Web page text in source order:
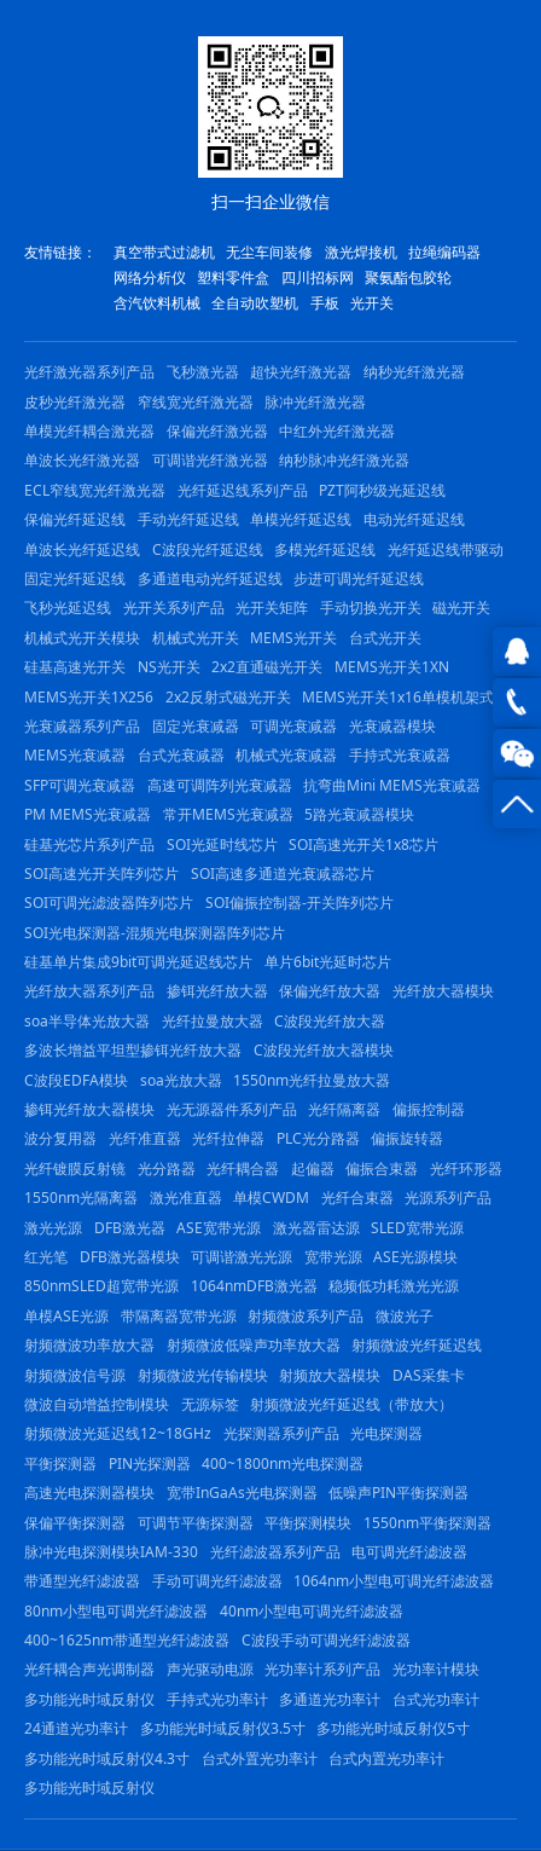
QQ在
线咨
询
0816
扫一扫企业微信
友情链接： 真空带式过滤机 无尘车间装修 激光焊接机 拉绳编码器
网络分析仪 塑料零件盒 四川招标网
聚氨酯包胶轮
含汽饮料机械 全自动吹塑机 手板 光开关
光纤激光器系列产品 飞秒激光器 超快光纤激光器
纳秒光纤激光器
皮秒光纤激光器
窄线宽光纤激光器
脉冲光纤激光器
单模光纤耦合激光器
保偏光纤激光器 中红外光纤激光器
单波长光纤激光器
可调谐光纤激光器 纳秒脉冲光纤激光器
ECL窄线宽光纤激光器
光纤延迟线系列产品
PZT阿秒级光延迟线
保偏光纤延迟线 手动光纤延迟线 单模光纤延迟线
电动光纤延迟线
单波长光纤延迟线 C波段光纤延迟线 多模光纤延迟线 光纤延迟线带驱动
固定光纤延迟线
多通道电动光纤延迟线 步进可调光纤延迟线
飞秒光延迟线 光开关系列产品 光开关矩阵 手动切换光开关 磁光开关
机械式光开关模块 机械式光开关 MEMS光开关
台式光开关
硅基高速光开关
NS光开关 2x2直通磁光开关
MEMS光开关1XN
MEMS光开关1X256 2x2反射式磁光开关
MEMS光开关1x16单模机架式
光衰减器系列产品
固定光衰减器 可调光衰减器
光衰减器模块
MEMS光衰减器
台式光衰减器 机械式光衰减器
手持式光衰减器
SFP可调光衰减器
高速可调阵列光衰减器 抗弯曲Mini MEMS光衰减器
PM MEMS光衰减器
常开MEMS光衰减器 5路光衰减器模块
硅基光芯片系列产品
SOI光延时线芯片 SOI高速光开关1x8芯片
SOI高速光开关阵列芯片 SOI高速多通道光衰减器芯片
SOI可调光滤波器阵列芯片 SOI偏振控制器-开关阵列芯片
SOI光电探测器-混频光电探测器阵列芯片
硅基单片集成9bit可调光延迟线芯片 单片6bit光延时芯片
光纤放大器系列产品
掺铒光纤放大器 保偏光纤放大器
光纤放大器模块
soa半导体光放大器
光纤拉曼放大器 C波段光纤放大器
多波长增益平坦型掺铒光纤放大器
C波段光纤放大器模块
C波段EDFA模块 soa光放大器
1550nm光纤拉曼放大器
掺铒光纤放大器模块 光无源器件系列产品 光纤隔离器
偏振控制器
波分复用器
光纤准直器 光纤拉伸器 PLC光分路器
偏振旋转器
光纤镀膜反射镜 光分路器 光纤耦合器 起偏器 偏振合束器
光纤环形器
1550nm光隔离器
激光准直器 单模CWDM 光纤合束器
光源系列产品
激光光源
DFB激光器 ASE宽带光源 激光器雷达源 SLED宽带光源
红光笔
DFB激光器模块 可调谐激光光源 宽带光源 ASE光源模块
850nmSLED超宽带光源
1064nmDFB激光器 稳频低功耗激光光源
单模ASE光源 带隔离器宽带光源 射频微波系列产品
微波光子
射频微波功率放大器
射频微波低噪声功率放大器 射频微波光纤延迟线
射频微波信号源 射频微波光传输模块 射频放大器模块
DAS采集卡
微波自动增益控制模块 无源标签 射频微波光纤延迟线（带放大）
射频微波光延迟线12~18GHz 光探测器系列产品 光电探测器
平衡探测器
PIN光探测器 400~1800nm光电探测器
高速光电探测器模块
宽带InGaAs光电探测器 低噪声PIN平衡探测器
保偏平衡探测器
可调节平衡探测器 平衡探测模块
1550nm平衡探测器
脉冲光电探测模块IAM-330 光纤滤波器系列产品
电可调光纤滤波器
带通型光纤滤波器
手动可调光纤滤波器
1064nm小型电可调光纤滤波器
80nm小型电可调光纤滤波器
40nm小型电可调光纤滤波器
400~1625nm带通型光纤滤波器
C波段手动可调光纤滤波器
光纤耦合声光调制器
声光驱动电源 光功率计系列产品
光功率计模块
多功能光时域反射仪
手持式光功率计 多通道光功率计
台式光功率计
24通道光功率计
多功能光时域反射仪3.5寸
多功能光时域反射仪5寸
多功能光时域反射仪4.3寸
台式外置光功率计
台式内置光功率计
多功能光时域反射仪